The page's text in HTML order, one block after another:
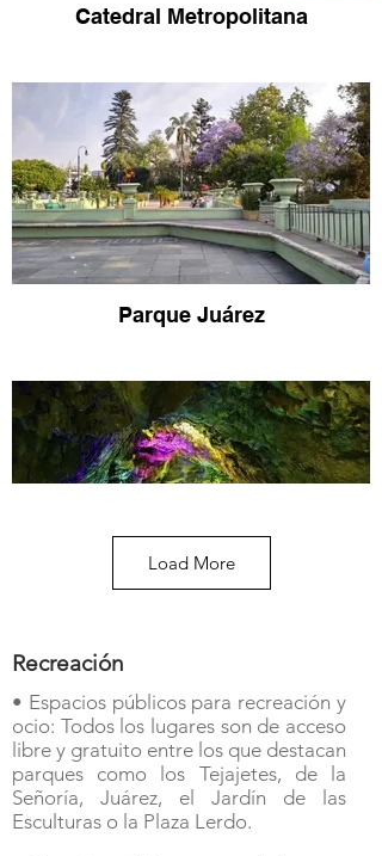
Catedral Metropolitana
Parque Juárez
Load More
Recreación
• Espacios públicos para recreación y
ocio: Todos los lugares son de acceso
libre y gratuito entre los que destacan
parques como los Tejajetes, de la
Señoría, Juárez, el Jardín de las
Esculturas o la Plaza Lerdo.